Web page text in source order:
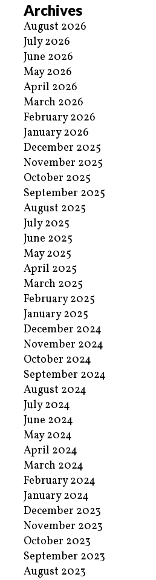
Archives
August 2026
July 2026
June 2026
May 2026
April 2026
March 2026
February 2026
January 2026
December 2025
November 2025
October 2025
September 2025
August 2025
July 2025
June 2025
May 2025
April 2025
March 2025
February 2025
January 2025
December 2024
November 2024
October 2024
September 2024
August 2024
July 2024
June 2024
May 2024
April 2024
March 2024
February 2024
January 2024
December 2023
November 2023
October 2023
September 2023
August 2023